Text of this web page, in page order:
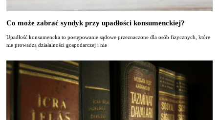
Co może zabrać syndyk przy upadłości konsumenckiej?
Upadłość konsumencka to postępowanie sądowe przeznaczone dla osób fizycznych, które
nie prowadzą działalności gospodarczej i nie